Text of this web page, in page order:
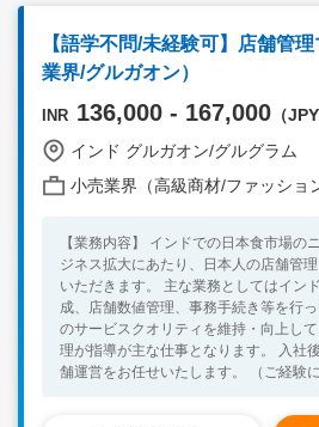
商社、フォワーダー等） ・インド他、
方。
【語学不問/未経験可】店舗管
業界/グルガオン）
INR 136,000 - 167,000 （
インド グルガオン/グルグラム
小売業界（高級商材/ファッション/ア
【業務内容】 インドでの日本食市場の
ジネス拡大にあたり、日本人の店舗管
いただきます。 主な業務としてはインド人スタッフの管理、育
成、店舗数値管理、事務手続き等を行
のサービスクオリティを維持・向上し
理が指導が主な仕事となります。 入社
舗運営をお任せいたします。 （ご経験
フのサービス教育 ・新規メニュー開発